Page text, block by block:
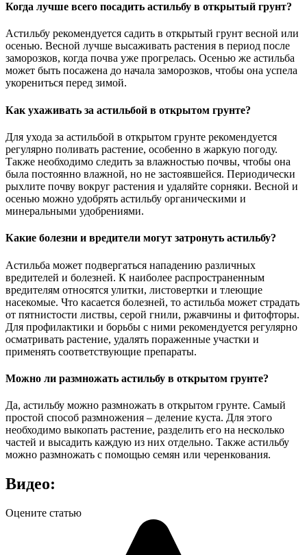
Когда лучше всего посадить астильбу в открытый грунт?
Астильбу рекомендуется садить в открытый грунт весной или
осенью. Весной лучше высаживать растения в период после
заморозков, когда почва уже прогрелась. Осенью же астильба
может быть посажена до начала заморозков, чтобы она успела
укорениться перед зимой.
Как ухаживать за астильбой в открытом грунте?
Для ухода за астильбой в открытом грунте рекомендуется
регулярно поливать растение, особенно в жаркую погоду.
Также необходимо следить за влажностью почвы, чтобы она
была постоянно влажной, но не застоявшейся. Периодически
рыхлите почву вокруг растения и удаляйте сорняки. Весной и
осенью можно удобрять астильбу органическими и
минеральными удобрениями.
Какие болезни и вредители могут затронуть астильбу?
Астильба может подвергаться нападению различных
вредителей и болезней. К наиболее распространенным
вредителям относятся улитки, листовертки и тлеющие
насекомые. Что касается болезней, то астильба может страдать
от пятнистости листвы, серой гнили, ржавчины и фитофторы.
Для профилактики и борьбы с ними рекомендуется регулярно
осматривать растение, удалять пораженные участки и
применять соответствующие препараты.
Можно ли размножать астильбу в открытом грунте?
Да, астильбу можно размножать в открытом грунте. Самый
простой способ размножения – деление куста. Для этого
необходимо выкопать растение, разделить его на несколько
частей и высадить каждую из них отдельно. Также астильбу
можно размножать с помощью семян или черенкования.
Видео:
Оцените статью